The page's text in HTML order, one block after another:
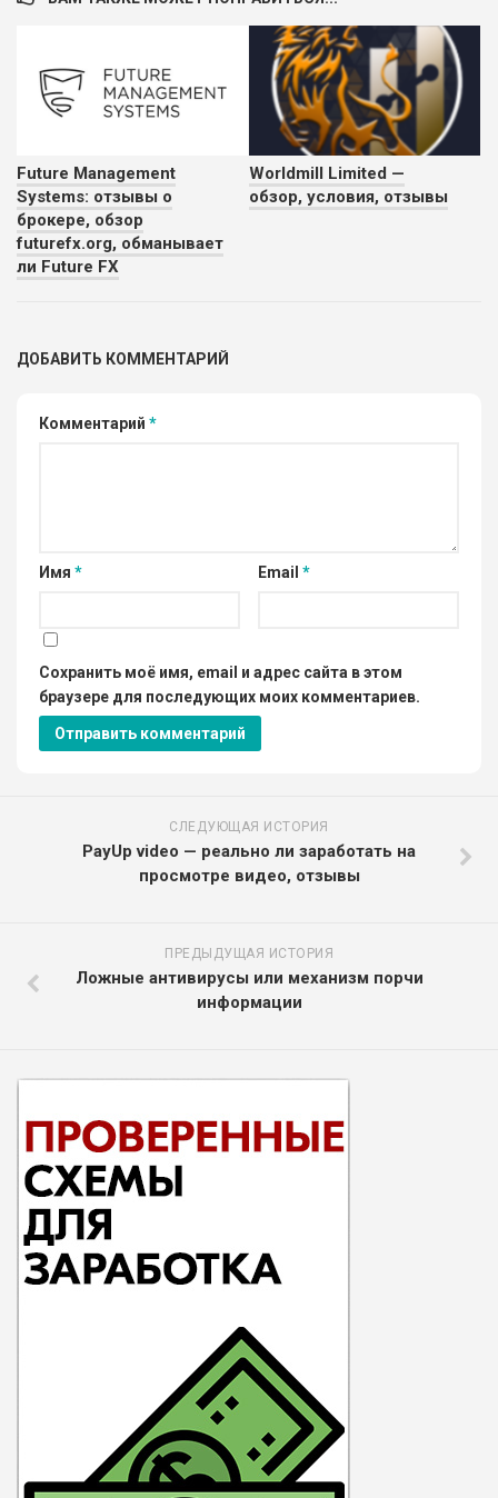
Future Management
Systems: отзывы о
брокере, обзор
futurefx.org, обманывает
ли Future FX
Worldmill Limited —
обзор, условия, отзывы
ДОБАВИТЬ КОММЕНТАРИЙ
Комментарий *
Имя * Email *
Сохранить моё имя, email и адрес сайта в этом
браузере для последующих моих комментариев.
СЛЕДУЮЩАЯ ИСТОРИЯ
PayUp video — реально ли заработать на
просмотре видео, отзывы
ПРЕДЫДУЩАЯ ИСТОРИЯ
Ложные антивирусы или механизм порчи
информации